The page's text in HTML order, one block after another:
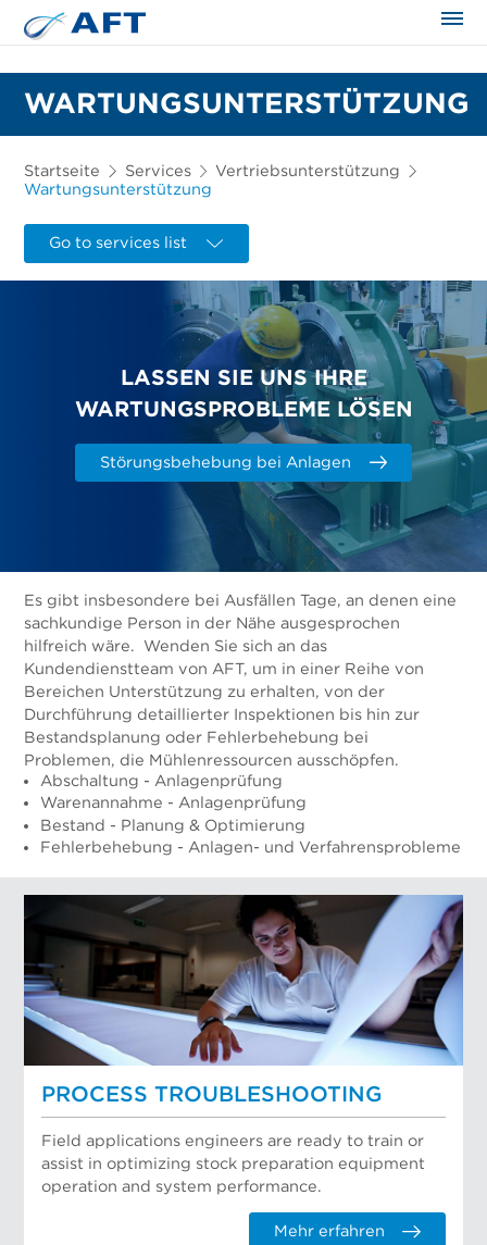
WARTUNGSUNTERSTÜTZUNG
Startseite Services
Vertriebsunterstützung
Wartungsunterstützung
Go to services list
LASSEN SIE UNS IHRE
WARTUNGSPROBLEME LÖSEN
Störungsbehebung bei Anlagen
Es gibt insbesondere bei Ausfällen Tage, an denen eine
sachkundige Person in der Nähe ausgesprochen
hilfreich wäre. Wenden Sie sich an das
Kundendienstteam von AFT, um in einer Reihe von
Bereichen Unterstützung zu erhalten, von der
Durchführung detaillierter Inspektionen bis hin zur
Bestandsplanung oder Fehlerbehebung bei
Problemen, die Mühlenressourcen ausschöpfen.
Abschaltung - Anlagenprüfung
Warenannahme - Anlagenprüfung
Bestand - Planung & Optimierung
Fehlerbehebung - Anlagen- und Verfahrensprobleme
PROCESS TROUBLESHOOTING
Field applications engineers are ready to train or
assist in optimizing stock preparation equipment
operation and system performance.
Mehr erfahren